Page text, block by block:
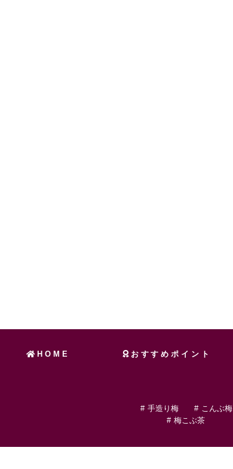
HOME おすすめポイント
手造り梅
こんぶ梅
梅こぶ茶